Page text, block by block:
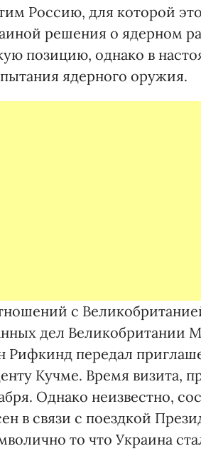
Россию, для которой
решения о ядерном
позицию, однако в
ядерного оружия.
с
дел Великобритании
Рифкинд передал
Кучме. Время визита,
Однако неизвестно,
в связи с поездкой
то что Украина